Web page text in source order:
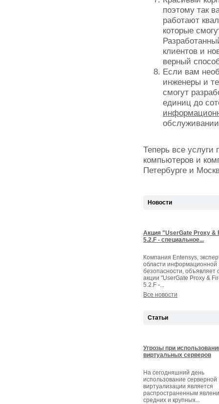
поэтому так
работают
которые
клиентов и
верный
Если вам
инженеры и
смогут
единиц до
Теперь все
компьютеров и
Петербурге и
Новости
Акция "UserGate Proxy &
5.2.F - специальное...
Компания Entensys,
области информационной
безопасности, объявляет
акции "UserGate Proxy &
5.2.F -...
Все новости
Статьи
Угрозы при
виртуальных серверов
На сегодняшний день
использование серверной
виртуализации является
распространенным
средних и крупных...